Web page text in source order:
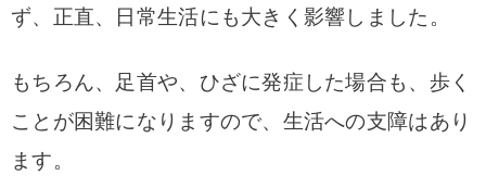
ず、正直、日常生活にも大きく影響しました。
もちろん、足首や、ひざに発症した場合も、歩く
ことが困難になりますので、生活への支障はあり
ます。